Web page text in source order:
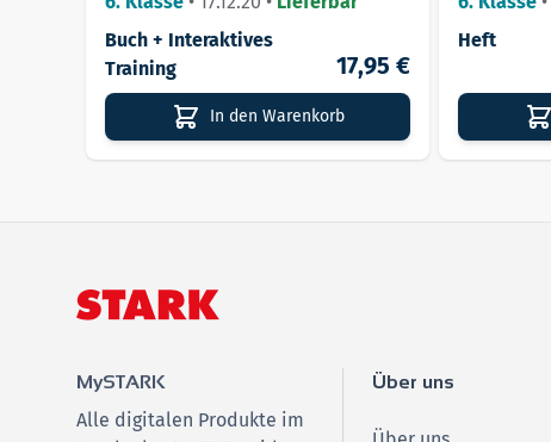
Buch + Interaktives
Training
17,95 €
In den Warenkorb
Heft
MySTARK
Alle digitalen Produkte im
Über uns